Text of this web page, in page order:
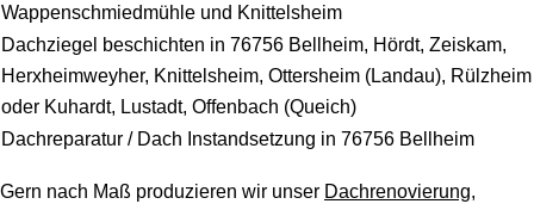
Wappenschmiedmühle und Knittelsheim
Dachziegel beschichten in 76756 Bellheim, Hördt, Zeiskam,
Herxheimweyher, Knittelsheim, Ottersheim (Landau), Rülzheim
oder Kuhardt, Lustadt, Offenbach (Queich)
Dachreparatur / Dach Instandsetzung in 76756 Bellheim
Gern nach Maß produzieren wir unser Dachrenovierung,